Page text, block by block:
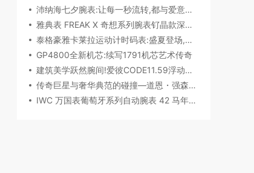
沛纳海七夕腕表:让每一秒流转,都与爱意同行
雅典表 FREAK X 奇想系列腕表钌晶款深度解读​
泰格豪雅卡莱拉运动计时码表:盛夏登场,精密机械诠释极速魅力
GP4800全新机芯:续写1791机芯艺术传奇
建筑美学跃然腕间!爱彼CODE11.59浮动陀飞轮镂空表,解锁时间律动新形态
传奇巨星与奢华典范的碰撞—道恩・强森佩戴 Chopard萧邦腕表珠宝亮相威尼斯电影节
IWC 万国表葡萄牙系列自动腕表 42 马年特别版：以时计之美，致敬农历新年​